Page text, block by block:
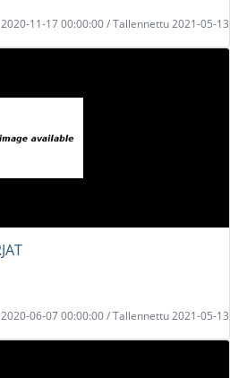
2020-11-17 00:00:00 / Tallennettu 2021-05-13
2020-06-07 00:00:00 / Tallennettu 2021-05-13